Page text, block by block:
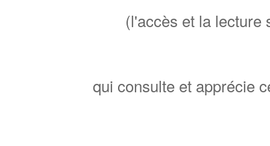
(l'accès et la lecture
qui consulte et apprécie